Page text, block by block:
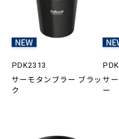
PDK2313
サーモタンブラー ブラッ
ク
サ
ー